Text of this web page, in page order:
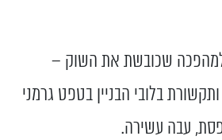
למהפכה שכובשת את השוק –
בלובי הבניין בטפט גרמני
עבה עשירה.